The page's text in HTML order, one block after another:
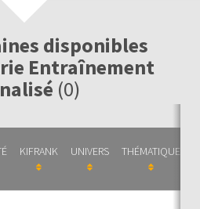
disponibles
Entraînement
(0)
KIFRANK UNIVERS THÉMATIQUE